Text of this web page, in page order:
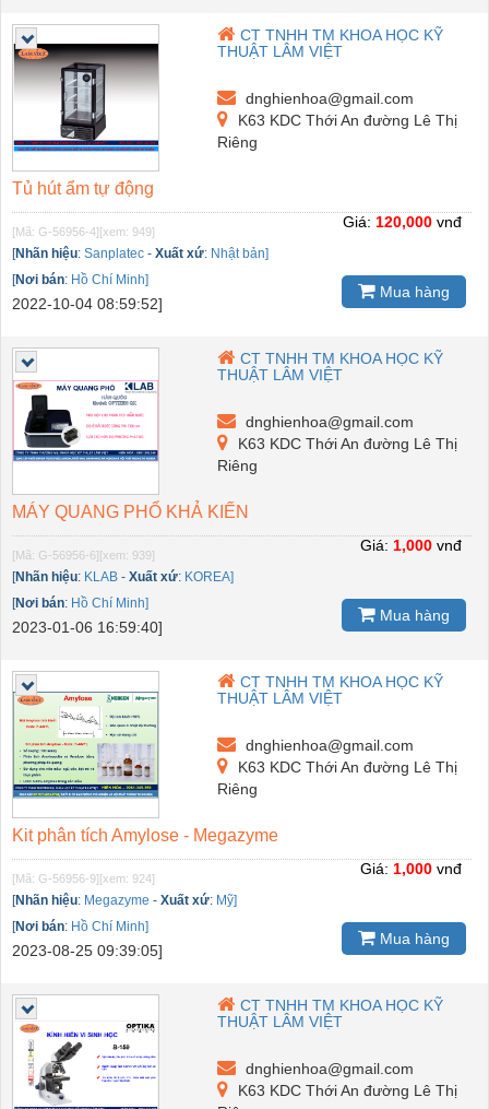
CT TNHH TM KHOA HỌC KỸ
THUẬT LÂM VIỆT
dnghienhoa@gmail.com
K63 KDC Thới An đường Lê Thị
Riêng
Tủ hút ẩm tự động
[Mã: G-56956-4] [xem: 949]
[Nhãn hiệu: Sanplatec - Xuất xứ: Nhật bản]
[Nơi bán: Hồ Chí Minh]
2022-10-04 08:59:52]
Giá: 120,000 vnđ
Mua hàng
CT TNHH TM KHOA HỌC KỸ
THUẬT LÂM VIỆT
dnghienhoa@gmail.com
K63 KDC Thới An đường Lê Thị
Riêng
MÁY QUANG PHỔ KHẢ KIẾN
[Mã: G-56956-6] [xem: 939]
[Nhãn hiệu: KLAB - Xuất xứ: KOREA]
[Nơi bán: Hồ Chí Minh]
2023-01-06 16:59:40]
Giá: 1,000 vnđ
Mua hàng
CT TNHH TM KHOA HỌC KỸ
THUẬT LÂM VIỆT
dnghienhoa@gmail.com
K63 KDC Thới An đường Lê Thị
Riêng
Kit phân tích Amylose - Megazyme
[Mã: G-56956-9] [xem: 924]
[Nhãn hiệu: Megazyme - Xuất xứ: Mỹ]
[Nơi bán: Hồ Chí Minh]
2023-08-25 09:39:05]
Giá: 1,000 vnđ
Mua hàng
CT TNHH TM KHOA HỌC KỸ
THUẬT LÂM VIỆT
dnghienhoa@gmail.com
K63 KDC Thới An đường Lê Thị